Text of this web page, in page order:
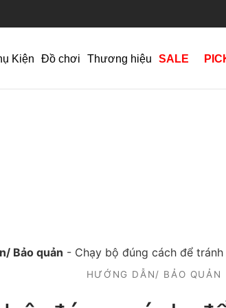
Kiện Đồ chơi Thương hiệu SALE
Bảo quản - Chạy bộ đúng cách để
HƯỚNG DẪN/ BẢO QUẢN